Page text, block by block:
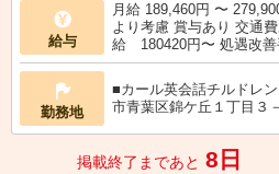
給与
月給 189,460円 〜
より考慮 賞与あり 交通
給 180420円〜 処遇改
勤務地
■カール英会話チルドレ
市青葉区錦ケ丘１丁目３
掲載終了まであと 8日